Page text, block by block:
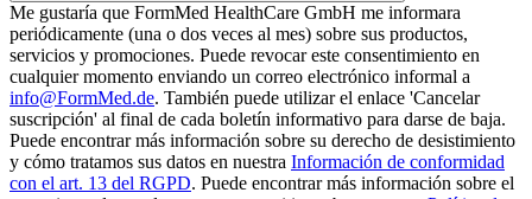
Me gustaría que FormMed HealthCare GmbH me informara
periódicamente (una o dos veces al mes) sobre sus productos,
servicios y promociones. Puede revocar este consentimiento en
cualquier momento enviando un correo electrónico informal a
info@FormMed.de. También puede utilizar el enlace 'Cancelar
suscripción' al final de cada boletín informativo para darse de baja.
Puede encontrar más información sobre su derecho de desistimiento
y cómo tratamos sus datos en nuestra Información de conformidad
con el art. 13 del RGPD. Puede encontrar más información sobre el